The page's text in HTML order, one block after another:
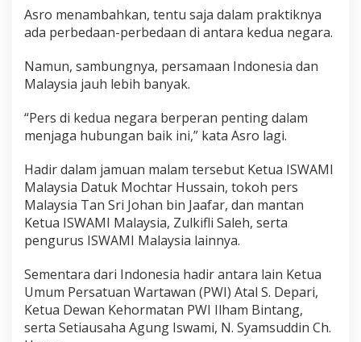
Asro menambahkan, tentu saja dalam praktiknya
ada perbedaan-perbedaan di antara kedua negara.
Namun, sambungnya, persamaan Indonesia dan
Malaysia jauh lebih banyak.
“Pers di kedua negara berperan penting dalam
menjaga hubungan baik ini,” kata Asro lagi.
Hadir dalam jamuan malam tersebut Ketua ISWAMI
Malaysia Datuk Mochtar Hussain, tokoh pers
Malaysia Tan Sri Johan bin Jaafar, dan mantan
Ketua ISWAMI Malaysia, Zulkifli Saleh, serta
pengurus ISWAMI Malaysia lainnya.
Sementara dari Indonesia hadir antara lain Ketua
Umum Persatuan Wartawan (PWI) Atal S. Depari,
Ketua Dewan Kehormatan PWI Ilham Bintang,
serta Setiausaha Agung Iswami, N. Syamsuddin Ch.